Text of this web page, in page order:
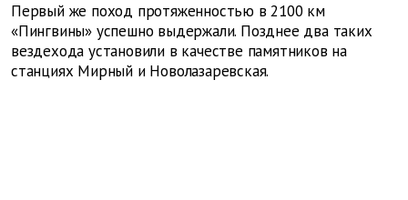
Первый же поход протяженностью в 2100 км
«Пингвины» успешно выдержали. Позднее два таких
вездехода установили в качестве памятников на
станциях Мирный и Новолазаревская.